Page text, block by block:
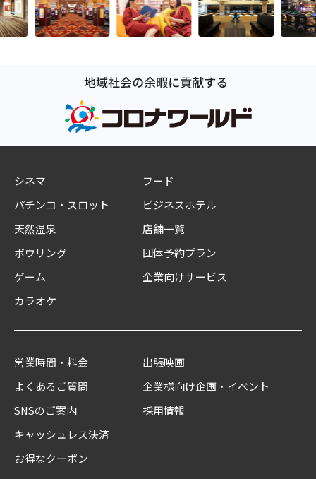
シネマ
パチンコ・スロット
天然温泉
ボウリング
ゲーム
カラオケ
フード
ビジネスホテル
店舗一覧
団体予約プラン
企業向けサービス
営業時間・料金
よくあるご質問
SNSのご案内
キャッシュレス決済
お得なクーポン
出張映画
企業様向け企画・イベント
採用情報